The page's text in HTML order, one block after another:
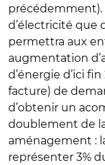
précédemment).
d’électricité que
permettra aux
augmentation
d’énergie d’ici
facture) de
d’obtenir un
doublement de
aménagement :
représenter 3%